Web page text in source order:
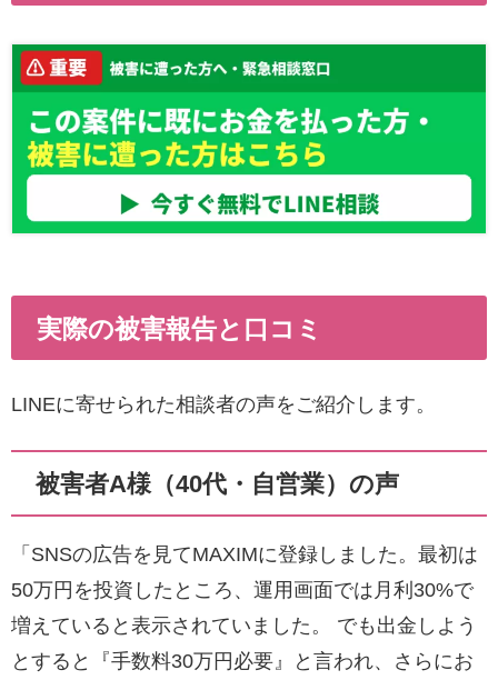
実際の被害報告と口コミ
LINEに寄せられた相談者の声をご紹介します。
被害者A様（40代・自営業）の声
「SNSの広告を見てMAXIMに登録しました。最初は
50万円を投資したところ、運用画面では月利30%で
増えていると表示されていました。 でも出金しよう
とすると『手数料30万円必要』と言われ、さらにお